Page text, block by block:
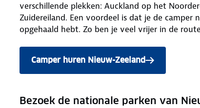
verschillende plekken: Auckland op het
Zuidereiland. Een voordeel is dat je de
opgehaald hebt. Zo ben je veel vrijer in de
Camper huren Nieuw-Zeeland
Bezoek de nationale parken van